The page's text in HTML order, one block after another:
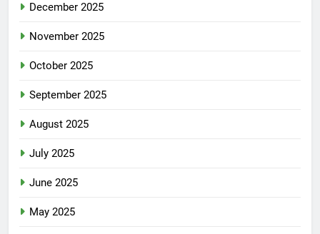
December 2025
November 2025
October 2025
September 2025
August 2025
July 2025
June 2025
May 2025